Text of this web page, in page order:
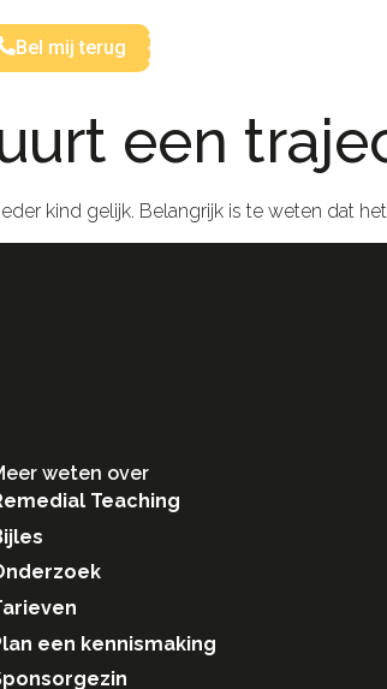
Bel mij terug
een
kind gelijk. Belangrijk is te weten dat
weten over
Teaching
een kennismaking